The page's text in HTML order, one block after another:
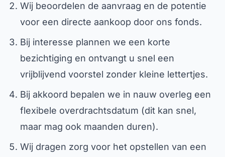
Wij beoordelen de aanvraag en de potentie
voor een directe aankoop door ons fonds.
Bij interesse plannen we een korte
bezichtiging en ontvangt u snel een
vrijblijvend voorstel zonder kleine lettertjes.
Bij akkoord bepalen we in nauw overleg een
flexibele overdrachtsdatum (dit kan snel,
maar mag ook maanden duren).
Wij dragen zorg voor het opstellen van een